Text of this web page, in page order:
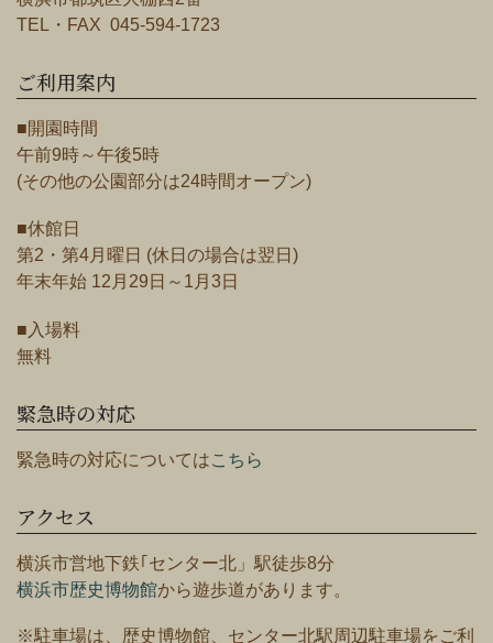
TEL・FAX 045-594-1723
ご利用案内
■開園時間
午前9時～午後5時
(その他の公園部分は24時間オープン)
■休館日
第2・第4月曜日 (休日の場合は翌日)
年末年始 12月29日～1月3日
■入場料
無料
緊急時の対応
緊急時の対応についてはこちら
アクセス
横浜市営地下鉄｢センター北」駅徒歩8分
横浜市歴史博物館から遊歩道があります。
※駐車場は、歴史博物館、センター北駅周辺駐車場をご利